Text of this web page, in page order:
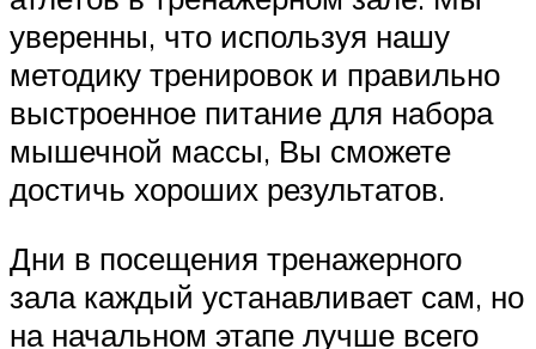
уверенны, что используя нашу
методику тренировок и правильно
выстроенное питание для набора
мышечной массы, Вы сможете
достичь хороших результатов.
Дни в посещения тренажерного
зала каждый устанавливает сам, но
на начальном этапе лучше всего